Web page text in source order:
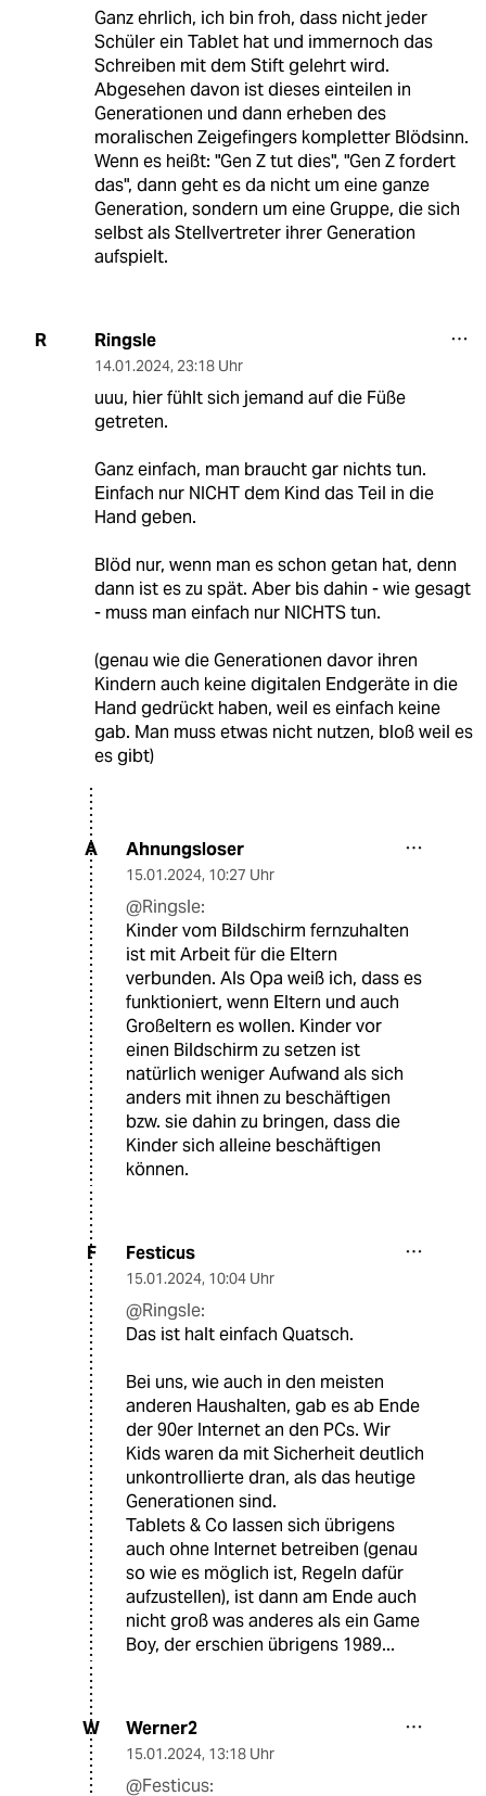
Ganz ehrlich, ich bin froh, dass nicht jeder
Schüler ein Tablet hat und immernoch das
Schreiben mit dem Stift gelehrt wird.
Abgesehen davon ist dieses einteilen in
Generationen und dann erheben des
moralischen Zeigefingers kompletter Blödsinn.
Wenn es heißt: "Gen Z tut dies", "Gen Z fordert
das", dann geht es da nicht um eine ganze
Generation, sondern um eine Gruppe, die sich
selbst als Stellvertreter ihrer Generation
aufspielt.
R Ringsle
14.01.2024, 23:18 Uhr
uuu, hier fühlt sich jemand auf die Füße
getreten.
Ganz einfach, man braucht gar nichts tun.
Einfach nur NICHT dem Kind das Teil in die
Hand geben.
Blöd nur, wenn man es schon getan hat, denn
dann ist es zu spät. Aber bis dahin - wie gesagt
- muss man einfach nur NICHTS tun.
(genau wie die Generationen davor ihren
Kindern auch keine digitalen Endgeräte in die
Hand gedrückt haben, weil es einfach keine
gab. Man muss etwas nicht nutzen, bloß weil es
es gibt)
A Ahnungsloser
15.01.2024, 10:27 Uhr
@Ringsle:
Kinder vom Bildschirm fernzuhalten
ist mit Arbeit für die Eltern
verbunden. Als Opa weiß ich, dass es
funktioniert, wenn Eltern und auch
Großeltern es wollen. Kinder vor
einen Bildschirm zu setzen ist
natürlich weniger Aufwand als sich
anders mit ihnen zu beschäftigen
bzw. sie dahin zu bringen, dass die
Kinder sich alleine beschäftigen
können.
F Festicus
15.01.2024, 10:04 Uhr
@Ringsle:
Das ist halt einfach Quatsch.
Bei uns, wie auch in den meisten
anderen Haushalten, gab es ab Ende
der 90er Internet an den PCs. Wir
Kids waren da mit Sicherheit deutlich
unkontrollierte dran, als das heutige
Generationen sind.
Tablets & Co lassen sich übrigens
auch ohne Internet betreiben (genau
so wie es möglich ist, Regeln dafür
aufzustellen), ist dann am Ende auch
nicht groß was anderes als ein Game
Boy, der erschien übrigens 1989...
W Werner2
15.01.2024, 13:18 Uhr
@Festicus: